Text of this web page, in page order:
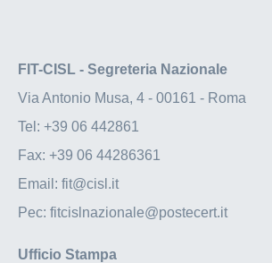
FIT-CISL - Segreteria Nazionale
Via Antonio Musa, 4 - 00161 - Roma
Tel: +39 06 442861
Fax: +39 06 44286361
Email: fit@cisl.it
Pec: fitcislnazionale@postecert.it
Ufficio Stampa